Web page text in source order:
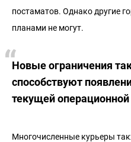
постаматов. Однако другие
планами не могут.
Новые ограничения
способствуют
текущей операционной
Многочисленные курьеры